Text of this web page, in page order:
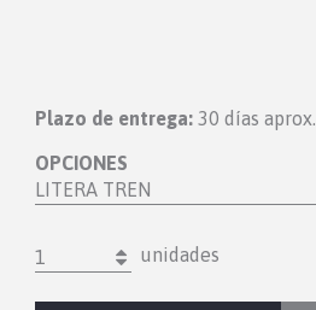
Plazo de entrega: 30 días aprox.
OPCIONES
LITERA TREN
1 unidades